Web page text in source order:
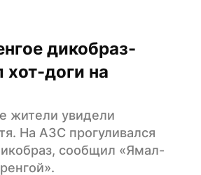
дикобраз-
хот-доги на
жители увидели
На АЗС прогуливался
сообщил «Ямал-